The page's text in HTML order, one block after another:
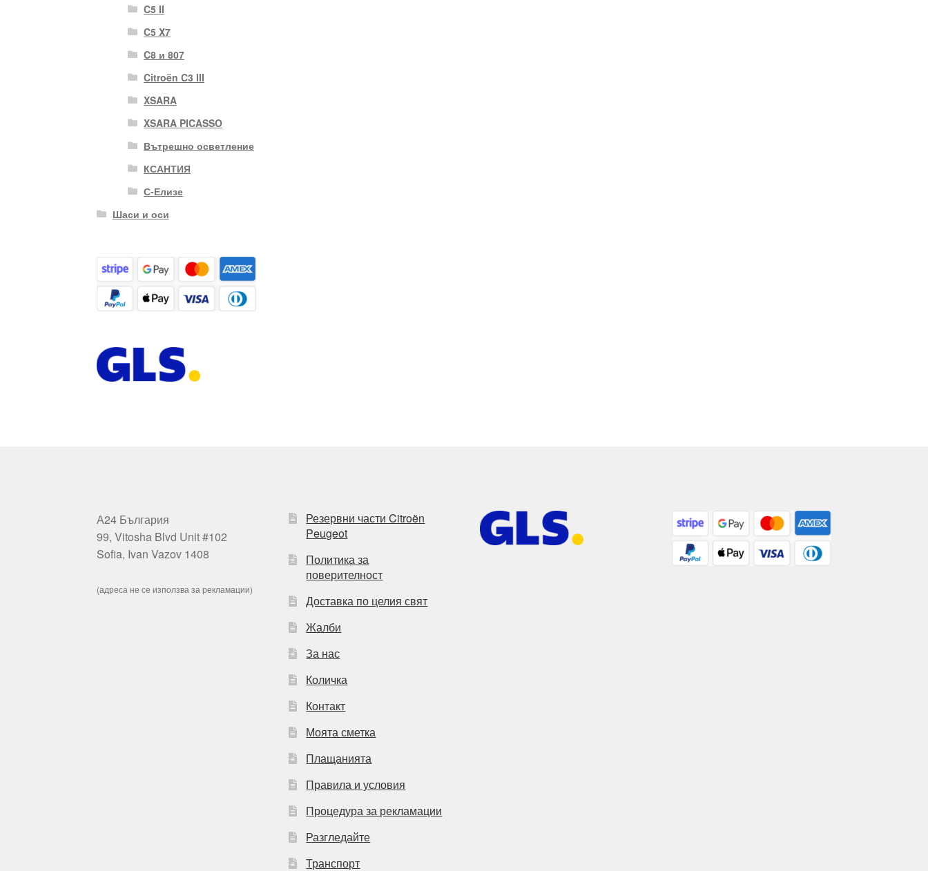
C5 II
C5 X7
C8 и 807
Citroën C3 III
XSARA
XSARA PICASSO
Вътрешно осветление
КСАНТИЯ
С-Елизе
Шаси и оси
А24 България
99, Vitosha Blvd Unit #102
Sofia, Ivan Vazov 1408
(адреса не се използва за рекламации)
Резервни части Citroën
Peugeot
Политика за
поверителност
Доставка по целия свят
Жалби
За нас
Количка
Контакт
Моята сметка
Плащанията
Правила и условия
Процедура за рекламации
Разгледайте
Транспорт